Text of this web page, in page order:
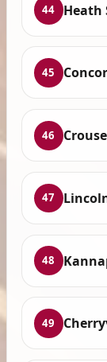
44 Heath
45
46
47
48
49